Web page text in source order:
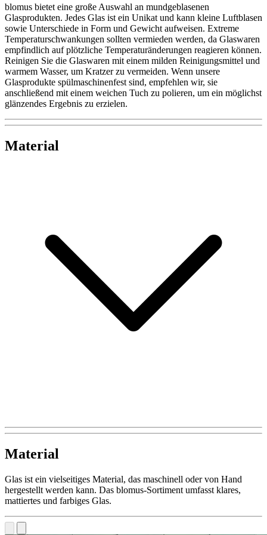
blomus bietet eine große Auswahl an mundgeblasenen
Glasprodukten. Jedes Glas ist ein Unikat und kann kleine Luftblasen
sowie Unterschiede in Form und Gewicht aufweisen. Extreme
Temperaturschwankungen sollten vermieden werden, da Glaswaren
empfindlich auf plötzliche Temperaturänderungen reagieren können.
Reinigen Sie die Glaswaren mit einem milden Reinigungsmittel und
warmem Wasser, um Kratzer zu vermeiden. Wenn unsere
Glasprodukte spülmaschinenfest sind, empfehlen wir, sie
anschließend mit einem weichen Tuch zu polieren, um ein möglichst
glänzendes Ergebnis zu erzielen.
Material
Material
Glas ist ein vielseitiges Material, das maschinell oder von Hand
hergestellt werden kann. Das blomus-Sortiment umfasst klares,
mattiertes und farbiges Glas.